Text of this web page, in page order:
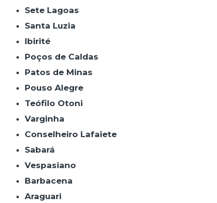
Sete Lagoas
Santa Luzia
Ibirité
Poços de Caldas
Patos de Minas
Pouso Alegre
Teófilo Otoni
Varginha
Conselheiro Lafaiete
Sabará
Vespasiano
Barbacena
Araguari